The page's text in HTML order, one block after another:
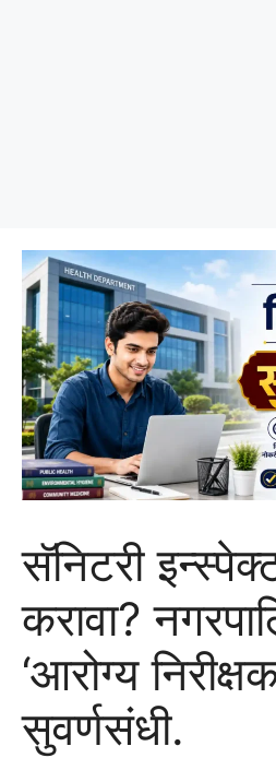
सॅनिटरी
करावा?
‘आरोग्य
सुवर्णसंधी.